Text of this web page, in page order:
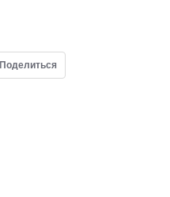
Поделиться